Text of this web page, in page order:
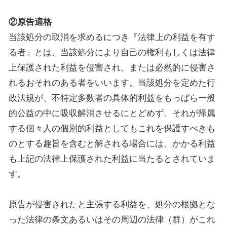
②原告適格
当該処分の取消を求めるにつき『法律上の利益を有す
る者』とは、当該処分により自己の権利もしくは法律
上保護された利益を侵害され、または必然的に侵害さ
れるおそれのある者をいいます。当該処分を定めた行
政法規が、不特定多数者の具体的利益をもっぱら一般
的公益の中に吸収解消させるにとどめず、それが帰属
する個々人の個別的利益としてもこれを保護すべきも
のとする趣旨を含むと解される場合には、かかる利益
も上記の法律上保護された利益に当たるとされていま
す。
原告が侵害されたと主張する利益を、処分の根拠とな
った法律の条文あるいはその周辺の法律（群）がこれ